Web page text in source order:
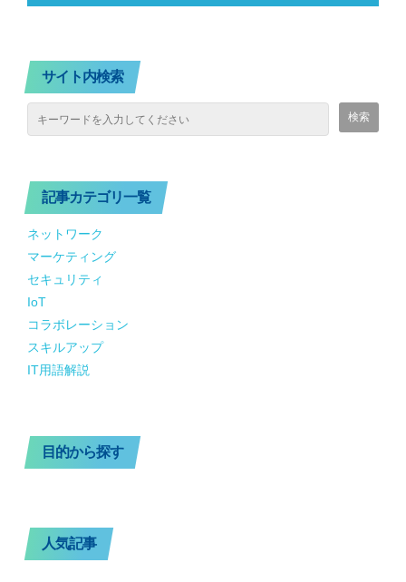
サイト内検索
記事カテゴリ一覧
ネットワーク
マーケティング
セキュリティ
IoT
コラボレーション
スキルアップ
IT用語解説
目的から探す
人気記事